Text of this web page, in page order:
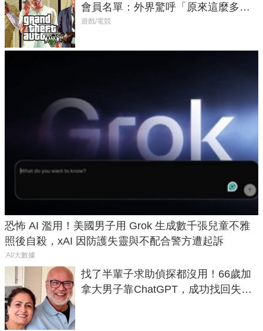
會員名單：外界驚呼「原來這麼多人
在開掛！」
遊戲/電競
恐怖 AI 濫用！美國男子用 Grok 生成數千張兒童不雅
照後自殺，xAI 因防護失靈與不配合警方遭起訴
AI/大數據
找了半輩子求助偵探都沒用！66歲加
拿大男子靠ChatGPT，成功找回失散